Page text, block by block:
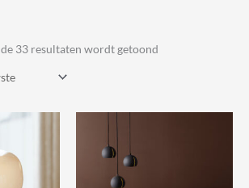
33 resultaten wordt getoond